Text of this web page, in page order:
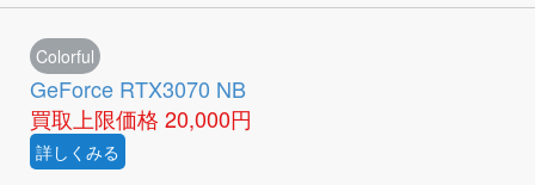
Colorful
GeForce RTX3070 NB
買取上限価格 20,000円
詳しくみる